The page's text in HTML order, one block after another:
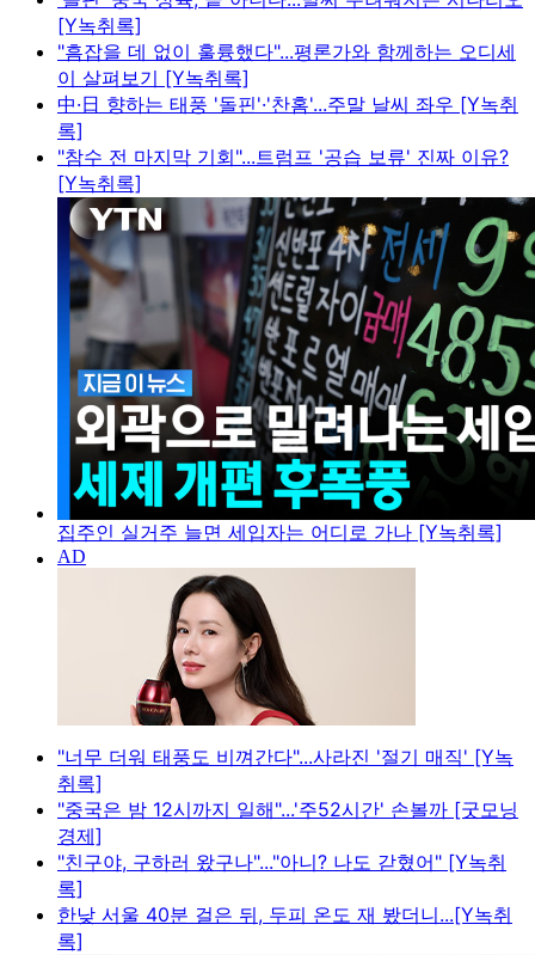
[Y녹취록]
"흠잡을 데 없이 훌륭했다"...평론가와 함께하는 오디세
이 살펴보기 [Y녹취록]
中·日 향하는 태풍 '돌핀'·'찬홈'...주말 날씨 좌우 [Y녹취
록]
"참수 전 마지막 기회"...트럼프 '공습 보류' 진짜 이유?
[Y녹취록]
집주인 실거주 늘면 세입자는 어디로 가나 [Y녹취록]
"너무 더워 태풍도 비껴간다"...사라진 '절기 매직' [Y녹
취록]
"중국은 밤 12시까지 일해"...'주52시간' 손볼까 [굿모닝
경제]
"친구야, 구하러 왔구나"..."아니? 나도 갇혔어" [Y녹취
록]
한낮 서울 40분 걸은 뒤, 두피 온도 재 봤더니...[Y녹취
록]